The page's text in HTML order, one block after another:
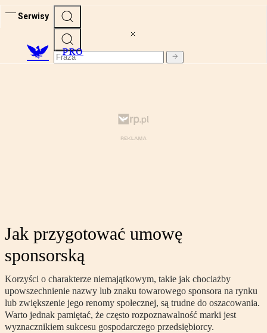
Serwisy
PRO
Jak przygotować umowę
sponsorską
Korzyści o charakterze niemajątkowym, takie jak chociażby
upowszechnienie nazwy lub znaku towarowego sponsora na rynku
lub zwiększenie jego renomy społecznej, są trudne do oszacowania.
Warto jednak pamiętać, że często rozpoznawalność marki jest
wyznacznikiem sukcesu gospodarczego przedsiębiorcy.